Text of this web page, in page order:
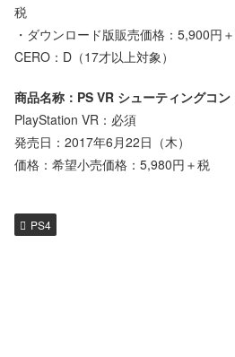
税
・ダウンロード版販売価格：5,900円
CERO：D（17才以上対象）
商品名称：PS VR シューティングコン
PlayStation VR：必須
発売日：2017年6月22日（木）
価格：希望小売価格：5,980円＋税
PS4